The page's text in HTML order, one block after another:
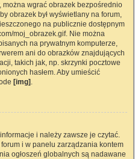
można wgrać obrazek bezpośrednio
obrazek był wyświetlany na forum,
na publicznie dostępnym
moj_obrazek.gif. Nie można
na prywatnym komputerze,
ani do obrazków znajdujących
takich jak, np. skrzynki pocztowe
hasłem. Aby umieścić
[img] .
i należy zawsze je czytać.
i w panelu zarządzania kontem
ogłoszeń globalnych są nadawane